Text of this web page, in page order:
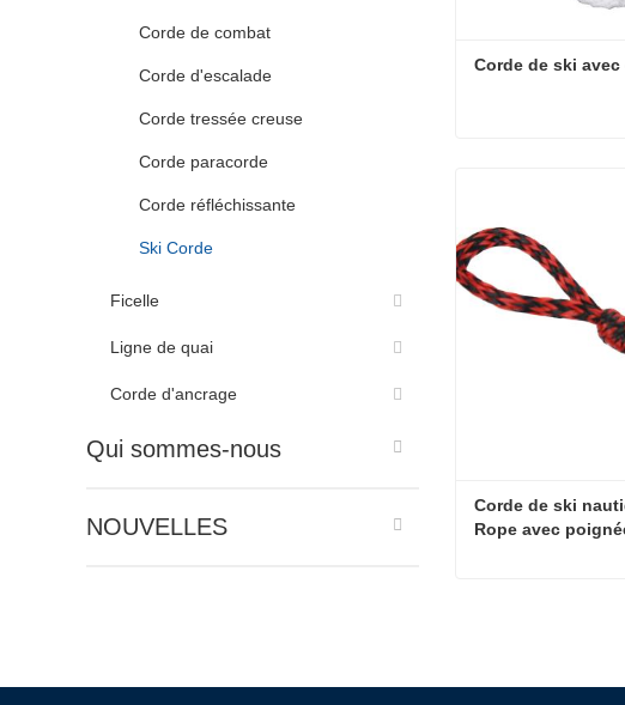
Corde de combat
Corde d'escalade
Corde tressée creuse
Corde paracorde
Corde réfléchissante
Ski Corde
Ficelle
Ligne de quai
Corde d'ancrage
Qui sommes-nous
NOUVELLES
Corde de ski avec
Corde de ski
Rope avec